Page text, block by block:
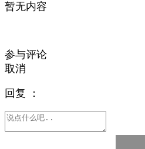
暂无内容
参与评论
取消
回复 ：